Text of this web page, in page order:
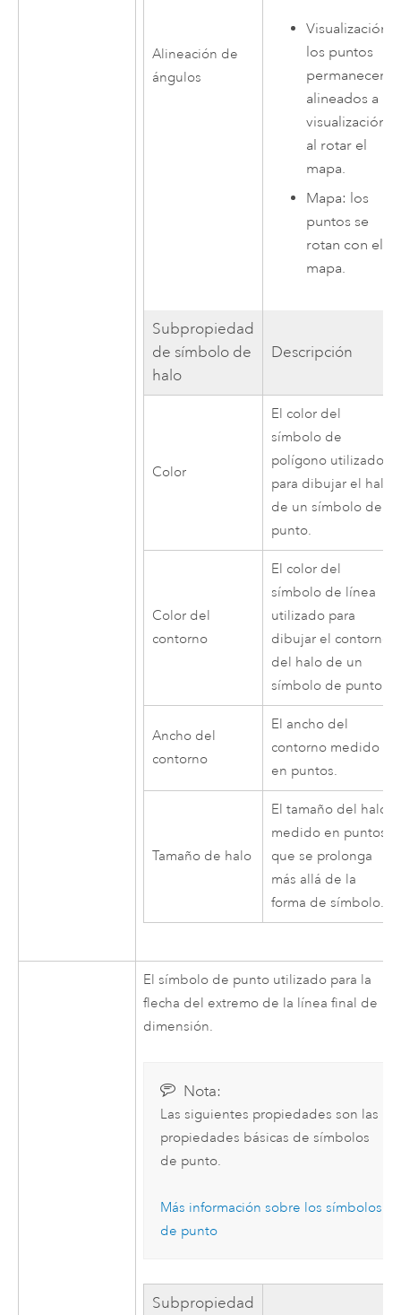
Alineación de
ángulos
Visualización:
los puntos
permanecen
alineados a la
visualización
al rotar el
mapa.
Mapa: los
puntos se
rotan con el
mapa.
Subpropiedad
de símbolo de
halo
Descripción
Color
El color del
símbolo de
polígono utilizado
para dibujar el halo
de un símbolo de
punto.
Color del
contorno
El color del
símbolo de línea
utilizado para
dibujar el contorno
del halo de un
símbolo de punto.
Ancho del
contorno
El ancho del
contorno medido
en puntos.
Tamaño de halo
El tamaño del halo,
medido en puntos,
que se prolonga
más allá de la
forma de símbolo.
El símbolo de punto utilizado para la
flecha del extremo de la línea final de
dimensión.
Nota:
Las siguientes propiedades son las
propiedades básicas de símbolos
de punto.
Más información sobre los símbolos
de punto
Subpropiedad